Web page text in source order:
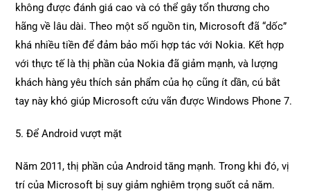
không được đánh giá cao và có thể gây tổn thương cho
hãng về lâu dài. Theo một số nguồn tin, Microsoft đã “dốc”
khá nhiều tiền để đảm bảo mối hợp tác với Nokia. Kết hợp
với thực tế là thị phần của Nokia đã giảm mạnh, và lượng
khách hàng yêu thích sản phẩm của họ cũng ít dần, cú bắt
tay này khó giúp Microsoft cứu vãn được Windows Phone 7.
5. Để Android vượt mặt
Năm 2011, thị phần của Android tăng mạnh. Trong khi đó, vị
trí của Microsoft bị suy giảm nghiêm trọng suốt cả năm.